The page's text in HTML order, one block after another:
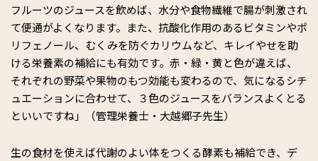
フルーツのジュースを飲めば、水分や食物繊維で腸が刺激され
て便通がよくなります。また、抗酸化作用のあるビタミンやポ
リフェノール、むくみを防ぐカリウムなど、キレイやせを助
ける栄養素の補給にも有効です。赤・緑・黄と色が違えば、
それぞれの野菜や果物のもつ効能も変わるので、気になるシチ
ュエーションに合わせて、３色のジュースをバランスよくとる
といいですね」（管理栄養士・大越郷子先生）
生の食材を使えば代謝のよい体をつくる酵素も補給でき、デ